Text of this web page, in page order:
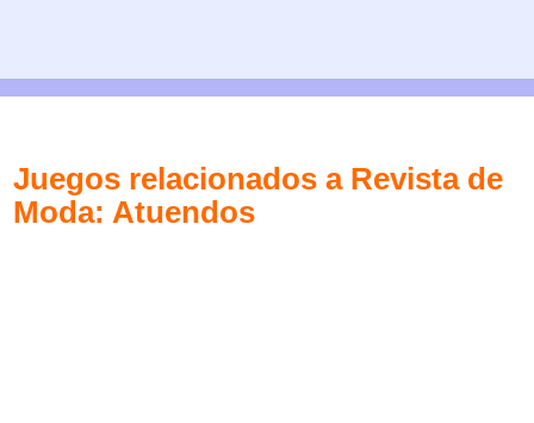
Juegos relacionados a Revista de
Moda: Atuendos